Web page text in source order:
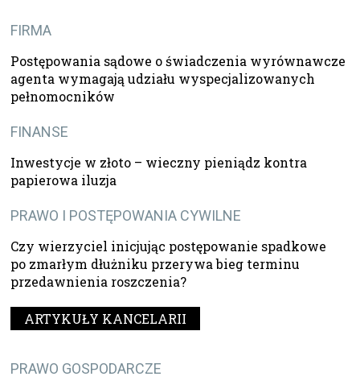
FIRMA
Postępowania sądowe o świadczenia wyrównawcze
agenta wymagają udziału wyspecjalizowanych
pełnomocników
FINANSE
Inwestycje w złoto – wieczny pieniądz kontra
papierowa iluzja
PRAWO I POSTĘPOWANIA CYWILNE
Czy wierzyciel inicjując postępowanie spadkowe
po zmarłym dłużniku przerywa bieg terminu
przedawnienia roszczenia?
ARTYKUŁY KANCELARII
PRAWO GOSPODARCZE